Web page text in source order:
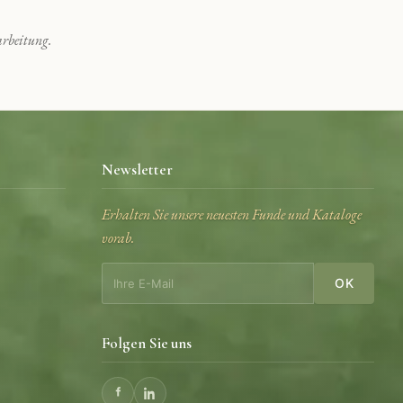
Newsletter
Erhalten Sie unsere neuesten Funde und Kataloge
vorab.
OK
Folgen Sie uns